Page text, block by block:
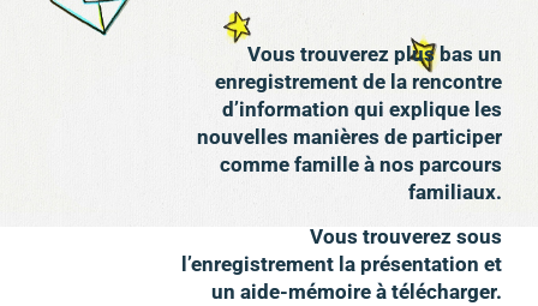
Vous trouverez plus bas un
enregistrement de la rencontre
d’information qui explique les
nouvelles manières de participer
comme famille à nos parcours
familiaux.
Vous trouverez sous
l’enregistrement la présentation et
un aide-mémoire à télécharger.